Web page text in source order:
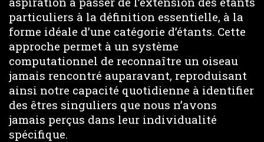
particuliers à la définition essentielle, à la
forme idéale d’une catégorie d’étants. Cette
approche permet à un système
computationnel de reconnaître un oiseau
jamais rencontré auparavant, reproduisant
ainsi notre capacité quotidienne à identifier
des êtres singuliers que nous n’avons
jamais perçus dans leur individualité
spécifique.